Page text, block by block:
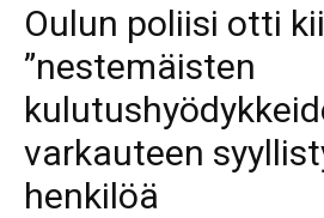
Oulun poliisi otti
”nestemäisten
varkauteen
henkilöä